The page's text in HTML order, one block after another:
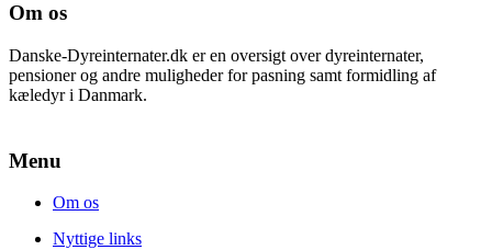
Om os
Danske-Dyreinternater.dk er en oversigt over dyreinternater,
pensioner og andre muligheder for pasning samt formidling af
kæledyr i Danmark.
Menu
Om os
Nyttige links